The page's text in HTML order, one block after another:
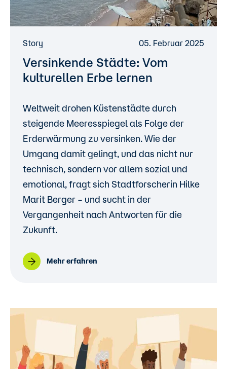
Story 05. Februar 2025
Versinkende Städte: Vom
kulturellen Erbe lernen
Weltweit drohen Küstenstädte durch
steigende Meeresspiegel als Folge der
Erderwärmung zu versinken. Wie der
Umgang damit gelingt, und das nicht nur
technisch, sondern vor allem sozial und
emotional, fragt sich Stadtforscherin Hilke
Marit Berger – und sucht in der
Vergangenheit nach Antworten für die
Zukunft.
Mehr erfahren